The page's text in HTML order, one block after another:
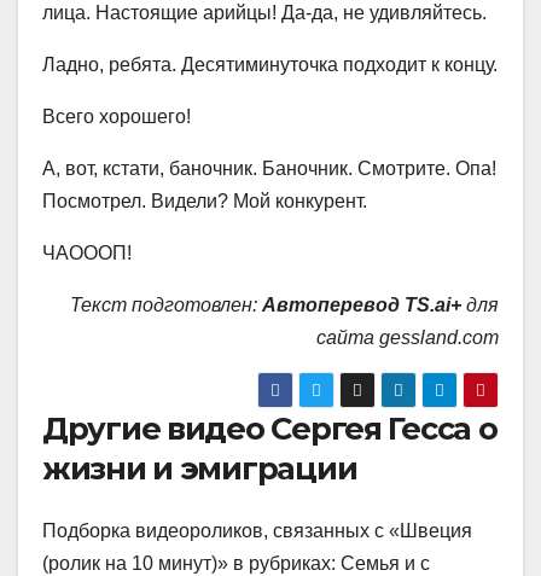
лица. Настоящие арийцы! Да-да, не удивляйтесь.
Ладно, ребята. Десятиминуточка подходит к концу.
Всего хорошего!
А, вот, кстати, баночник. Баночник. Смотрите. Опа!
Посмотрел. Видели? Мой конкурент.
ЧАОООП!
Текст подготовлен: Автоперевод TS.ai+ для
сайта gessland.com
Другие видео Сергея Гесса о
жизни и эмиграции
Подборка видеороликов, связанных с «Швеция
(ролик на 10 минут)» в рубриках: Семья и с